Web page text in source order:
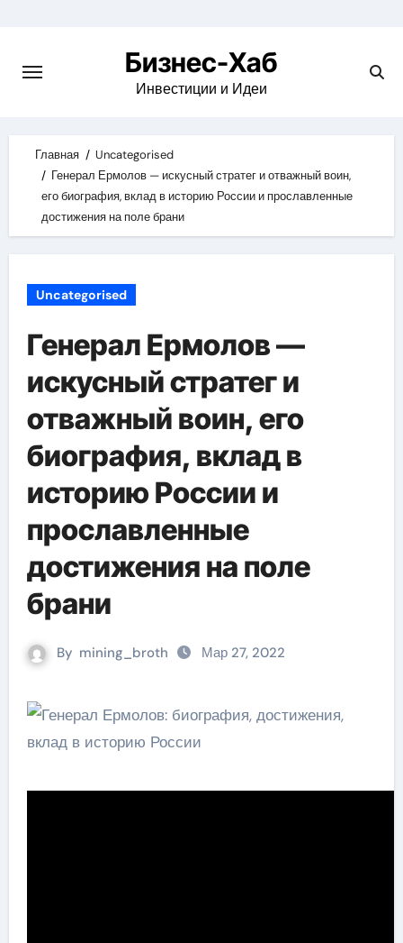
content
Бизнес-Хаб
Инвестиции и Идеи
Главная
Uncategorised
Генерал Ермолов — искусный стратег и отважный воин,
его биография, вклад в историю России и прославленные
достижения на поле брани
Uncategorised
Генерал Ермолов —
искусный стратег и
отважный воин, его
биография, вклад в
историю России и
прославленные
достижения на поле
брани
By mining_broth Мар 27, 2022